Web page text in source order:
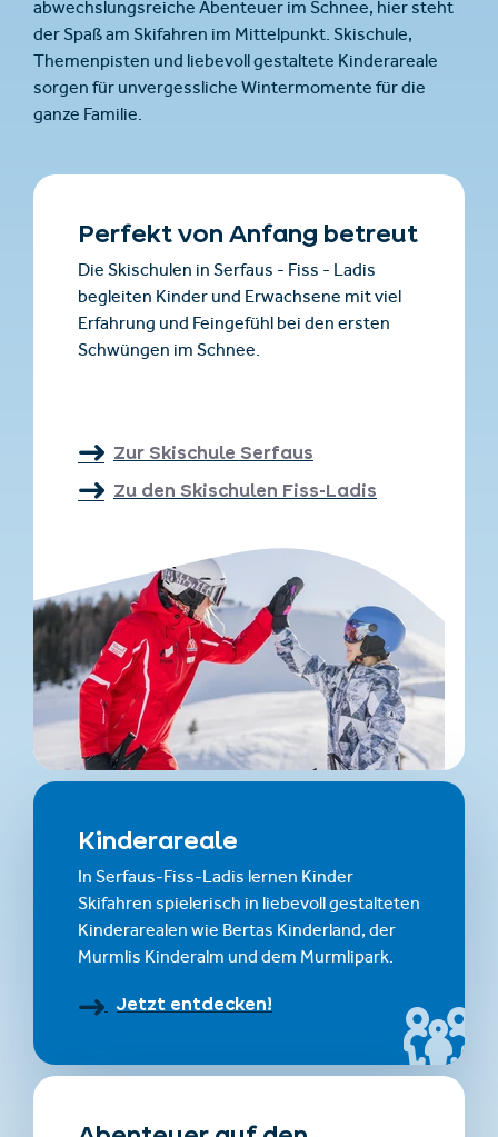
abwechslungsreiche Abenteuer im Schnee, hier steht
der Spaß am Skifahren im Mittelpunkt. Skischule,
Themenpisten und liebevoll gestaltete Kinderareale
sorgen für unvergessliche Wintermomente für die
ganze Familie.
Perfekt von Anfang betreut
Die Skischulen in Serfaus - Fiss - Ladis
begleiten Kinder und Erwachsene mit viel
Erfahrung und Feingefühl bei den ersten
Schwüngen im Schnee.
Zur Skischule Serfaus
Zu den Skischulen Fiss-Ladis
Kinderareale
In Serfaus-Fiss-Ladis lernen Kinder
Skifahren spielerisch in liebevoll gestalteten
Kinderarealen wie Bertas Kinderland, der
Murmlis Kinderalm und dem Murmlipark.
Jetzt entdecken!